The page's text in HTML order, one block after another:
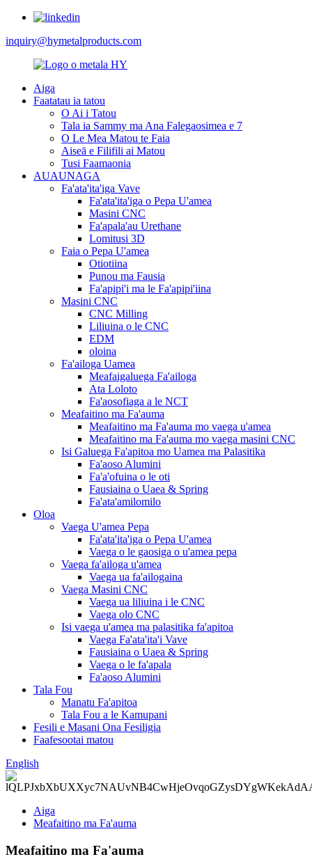
inquiry@hymetalproducts.com
Aiga
Faatatau ia tatou
O Ai i Tatou
Tala ia Sammy ma Ana Falegaosimea e 7
O Le Mea Matou te Faia
Aiseā e Filifili ai Matou
Tusi Faamaonia
AUAUNAGA
Fa'ata'ita'iga Vave
Fa'ata'ita'iga o Pepa U'amea
Masini CNC
Fa'apala'au Urethane
Lomitusi 3D
Faia o Pepa U'amea
Otiotiina
Punou ma Fausia
Fa'apipi'i ma le Fa'apipi'iina
Masini CNC
CNC Milling
Liliuina o le CNC
EDM
oloina
Fa'ailoga Uamea
Meafaigaluega Fa'ailoga
Ata Loloto
Fa'aosofiaga a le NCT
Meafaitino ma Fa'auma
Meafaitino ma Fa'auma mo vaega u'amea
Meafaitino ma Fa'auma mo vaega masini CNC
Isi Galuega Fa'apitoa mo Uamea ma Palasitika
Fa'aoso Alumini
Fa'a'ofuina o le oti
Fausiaina o Uaea & Spring
Fa'ata'amilomilo
Oloa
Vaega U'amea Pepa
Fa'ata'ita'iga o Pepa U'amea
Vaega o le gaosiga o u'amea pepa
Vaega fa'ailoga u'amea
Vaega ua fa'ailogaina
Vaega Masini CNC
Vaega ua liliuina i le CNC
Vaega olo CNC
Isi vaega u'amea ma palasitika fa'apitoa
Vaega Fa'ata'ita'i Vave
Fausiaina o Uaea & Spring
Vaega o le fa'apala
Fa'aoso Alumini
Tala Fou
Manatu Fa'apitoa
Tala Fou a le Kamupani
Fesili e Masani Ona Fesiligia
Faafesootai matou
English
Aiga
Meafaitino ma Fa'auma
Meafaitino ma Fa'auma